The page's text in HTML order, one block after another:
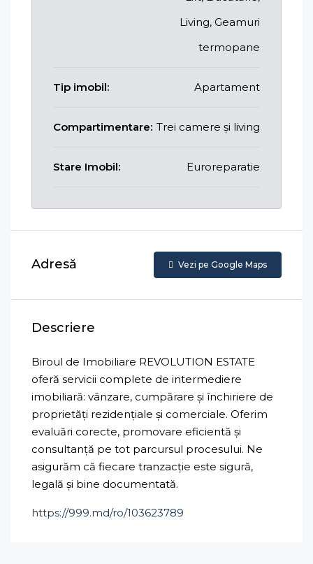
Living, Geamuri
termopane
Tip imobil: Apartament
Compartimentare: Trei camere și living
Stare Imobil: Euroreparatie
Adresă Vezi pe Google Maps
Descriere
Biroul de Imobiliare REVOLUTION ESTATE
oferă servicii complete de intermediere
imobiliară: vânzare, cumpărare și închiriere de
proprietăți rezidențiale și comerciale. Oferim
evaluări corecte, promovare eficientă și
consultanță pe tot parcursul procesului. Ne
asigurăm că fiecare tranzacție este sigură,
legală și bine documentată.
https://999.md/ro/103623789